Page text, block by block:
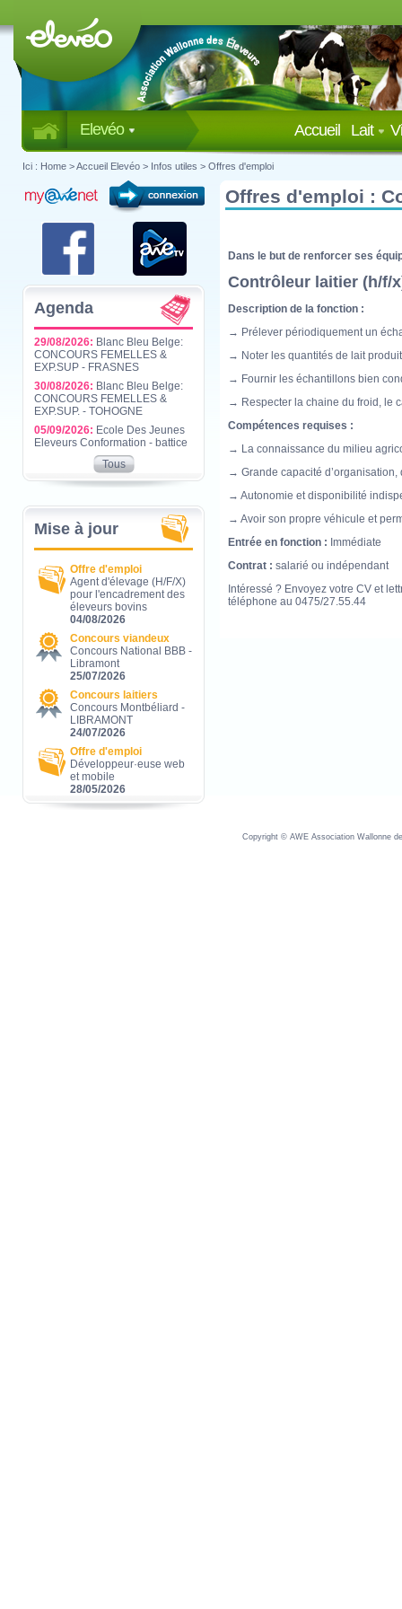
Elevéo Lait
Accueil
Ici : Home >Accueil Elevéo > Infos utiles > Offres d'emploi
Agenda
29/08/2026: Blanc Bleu Belge:
CONCOURS FEMELLES &
EXP.SUP - FRASNES
30/08/2026: Blanc Bleu Belge:
CONCOURS FEMELLES &
EXP.SUP. - TOHOGNE
05/09/2026: Ecole Des Jeunes
Eleveurs Conformation - battice
Tous
Mise à jour
Offre d'emploi
Agent d'élevage (H/F/X)
pour l'encadrement des
éleveurs bovins
04/08/2026
Concours viandeux
Concours National BBB -
Libramont
25/07/2026
Concours laitiers
Concours Montbéliard -
LIBRAMONT
24/07/2026
Offre d'emploi
Développeur·euse web
et mobile
28/05/2026
Offres d'emploi :
Dans le but de renforcer ses
Contrôleur laitier (h/f/
Description de la fonction :
→ Prélever périodiquement un
→ Noter les quantités de lait
→ Fournir les échantillons bien
→ Respecter la chaine du froid, le
Compétences requises :
→ La connaissance du milieu
→ Grande capacité
→ Autonomie et disponibilité
→ Avoir son propre véhicule et
Entrée en fonction : Immédiate
Contrat : salarié ou indépendant
Intéressé ? Envoyez votre CV et
téléphone au 0475/27.55.44
Copyright © AWE Association Wallonne